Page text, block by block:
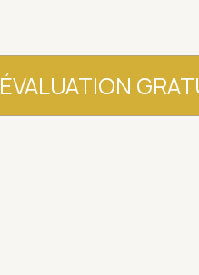
ÉVALUATION